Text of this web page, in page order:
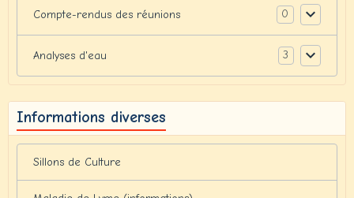
Compte-rendus des réunions 0
Analyses d'eau 3
Informations diverses
Sillons de Culture